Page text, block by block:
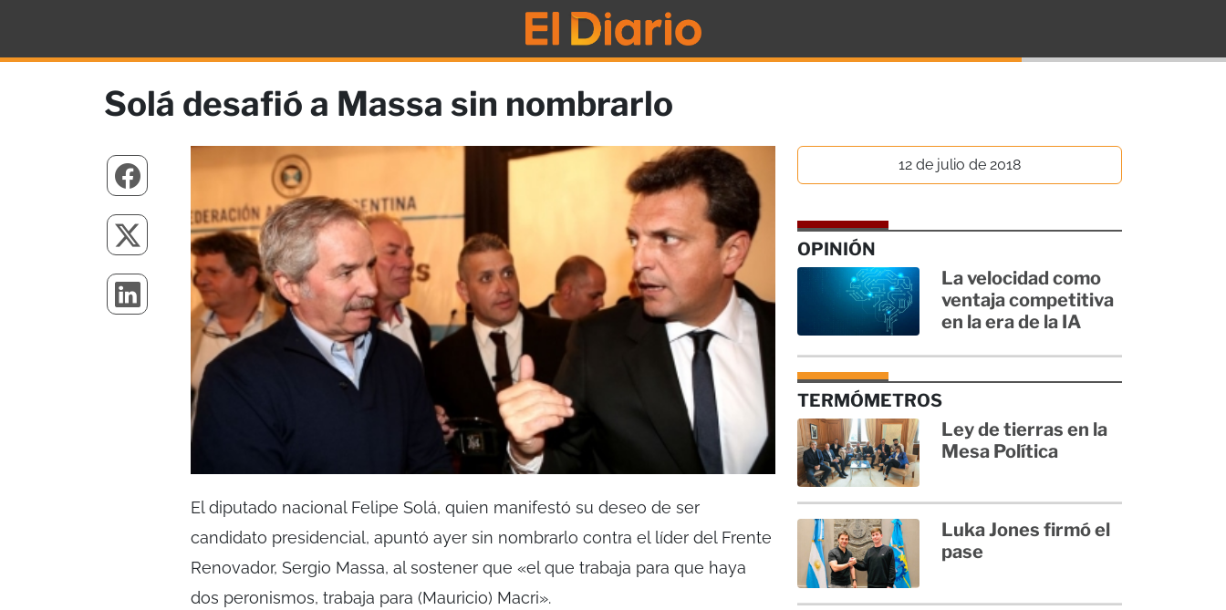
Solá desafió a Massa sin nombrarlo
El diputado nacional Felipe Solá, quien manifestó su deseo de ser
candidato presidencial, apuntó ayer sin nombrarlo contra el líder del Frente
Renovador, Sergio Massa, al sostener que «el que trabaja para que haya
dos peronismos, trabaja para (Mauricio) Macri».
12 de julio de 2018
OPINIÓN
La velocidad como
ventaja competitiva
en la era de la IA
TERMÓMETROS
Ley de tierras en la
Mesa Política
Luka Jones firmó el
pase